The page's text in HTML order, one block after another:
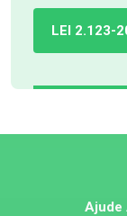
LEI 2.123-
Ajude